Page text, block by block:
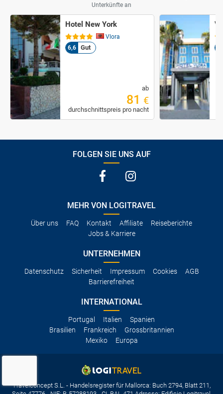
Unterkünfte an
Hotel New York
Vlora
6,6
Gut
ab
81 €
durchschnittspreis pro nacht
FOLGEN SIE UNS AUF
MEHR VON LOGITRAVEL
Über uns FAQ Kontakt Affiliate
Reiseberichte
Jobs & Karriere
UNTERNEHMEN
Datenschutz Sicherheit Impressum Cookies
AGB
Barrierefreiheit
INTERNATIONAL
Portugal Italien
Spanien
Brasilien
Frankreich
Grossbritannien
Mexiko
Europa
Travelconcept S.L. - Handelsregister für Mallorca: Buch 2794, Blatt 211,